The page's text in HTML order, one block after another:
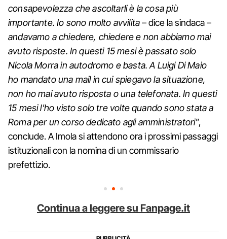
consapevolezza che ascoltarli è la cosa più
importante. Io sono molto avvilita– dice la sindaca –
andavamo a chiedere, chiedere e non abbiamo mai
avuto risposte. In questi 15 mesi è passato solo
Nicola Morra in autodromo e basta. A Luigi Di Maio
ho mandato una mail in cui spiegavo la situazione,
non ho mai avuto risposta o una telefonata. In questi
15 mesi l'ho visto solo tre volte quando sono stata a
Roma per un corso dedicato agli amministratori",
conclude. A Imola si attendono ora i prossimi passaggi
istituzionali con la nomina di un commissario
prefettizio.
Continua a leggere su Fanpage.it